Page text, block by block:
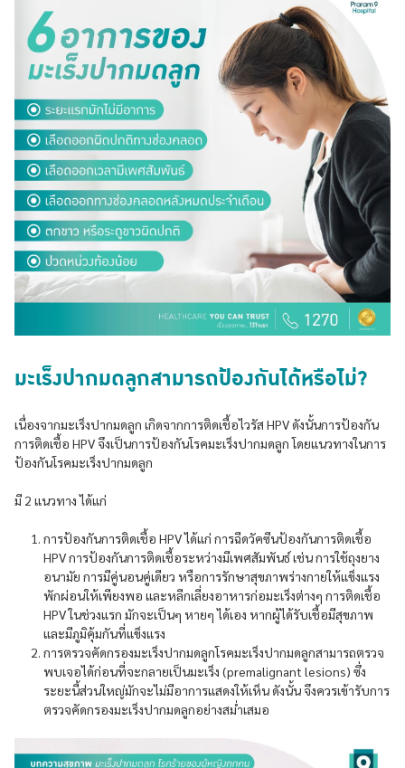
มะเร็งปากมดลูกสามารถป้องกันได้หรือไม่?
เนื่องจากมะเร็งปากมดลูก เกิดจากการติดเชื้อไวรัส HPV ดังนั้นการป้องกัน
การติดเชื้อ HPV จึงเป็นการป้องกันโรคมะเร็งปากมดลูก โดยแนวทางในการ
ป้องกันโรคมะเร็งปากมดลูก
มี 2 แนวทาง ได้แก่
การป้องกันการติดเชื้อ HPV ได้แก่ การฉีดวัคซีนป้องกันการติดเชื้อ
HPV การป้องกันการติดเชื้อระหว่างมีเพศสัมพันธ์ เช่น การใช้ถุงยาง
อนามัย การมีคู่นอนคู่เดียว หรือการรักษาสุขภาพร่างกายให้แข็งแรง
พักผ่อนให้เพียงพอ และหลีกเลี่ยงอาหารก่อมะเร็งต่างๆ การติดเชื้อ
HPV ในช่วงแรก มักจะเป็นๆ หายๆ ได้เอง หากผู้ได้รับเชื้อมีสุขภาพ
และมีภูมิคุ้มกันที่แข็งแรง
การตรวจคัดกรองมะเร็งปากมดลูกโรคมะเร็งปากมดลูกสามารถตรวจ
พบเจอได้ก่อนที่จะกลายเป็นมะเร็ง (premalignant lesions) ซึ่ง
ระยะนี้ส่วนใหญ่มักจะไม่มีอาการแสดงให้เห็น ดังนั้น จึงควรเข้ารับการ
ตรวจคัดกรองมะเร็งปากมดลูกอย่างสม่ำเสมอ